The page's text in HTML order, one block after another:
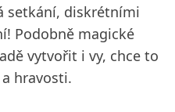
setkání, diskrétními
Podobně magické
vytvořit i vy, chce to
hravosti.